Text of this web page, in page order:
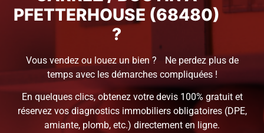
PFETTERHOUSE (68480)
?
Vous vendez ou louez un bien ? Ne perdez plus de
temps avec les démarches compliquées !
En quelques clics, obtenez votre devis 100% gratuit et
réservez vos diagnostics immobiliers obligatoires (DPE,
amiante, plomb, etc.) directement en ligne.